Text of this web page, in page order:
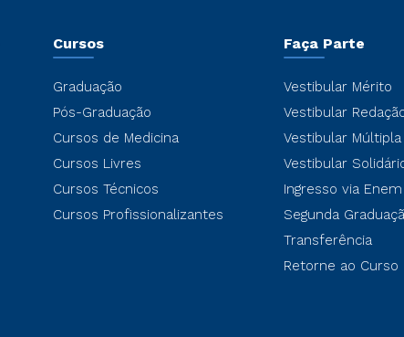
Cursos
Graduação
Pós-Graduação
Cursos de Medicina
Cursos Livres
Cursos Técnicos
Cursos Profissionalizantes
Faça Parte
Vestibular Mérito
Vestibular
Vestibular
Vestibular
Ingresso via Enem
Segunda
Transferência
Retorne ao Curso